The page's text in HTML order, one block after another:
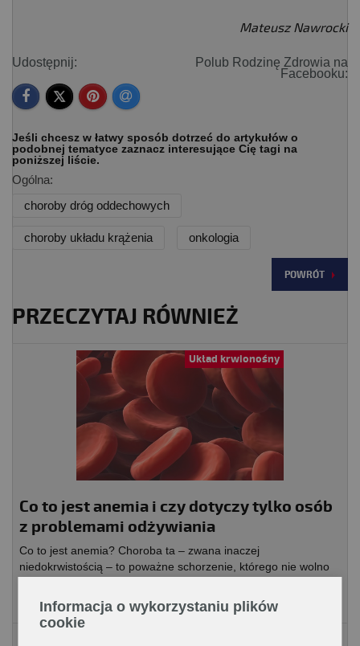
Mateusz Nawrocki
Udostępnij:
Polub Rodzinę Zdrowia na
Facebooku:
Jeśli chcesz w łatwy sposób dotrzeć do artykułów o
podobnej tematyce zaznacz interesujące Cię tagi na
poniższej liście.
Ogólna:
choroby dróg oddechowych
choroby układu krążenia onkologia
POWRÓT
PRZECZYTAJ RÓWNIEŻ
Układ krwionośny
Co to jest anemia i czy dotyczy tylko osób
z problemami odżywiania
Co to jest anemia? Choroba ta – zwana inaczej
niedokrwistością – to poważne schorzenie, którego nie wolno
Informacja o wykorzystaniu plików
cookie